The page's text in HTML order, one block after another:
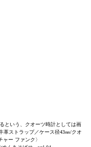
という、クオーツ時計としては画
革ストラップ／ケース径43㎜/クオ
ャー ファンク〉